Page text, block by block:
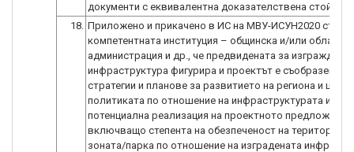
документи с еквивалентна доказателствена
18. Приложено и прикачено в ИС на МВУ-ИСУН2020
компетентната институция – общинска и/или областна
администрация и др., че предвидената за изграждане
инфраструктура фигурира и проектът е съобразен със
стратегии и планове за развитието на региона и
политиката по отношение на инфраструктурата и
потенциална реализация на проектното предложение,
включващо степента на обезпеченост на
зоната/парка по отношение на изградената